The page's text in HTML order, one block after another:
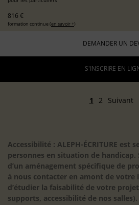
816 €
formation continue (en savoir +)
DEMANDER UN
S'INSCRIRE EN
1 2 Suivant
Accessibilité : ALEPH-ÉCRITURE est
personnes en situation de handicap.
d’un aménagement spécifique de
à nous contacter en amont de votre
d’étudier la faisabilité de votre
supports, accessibilité de nos salles).